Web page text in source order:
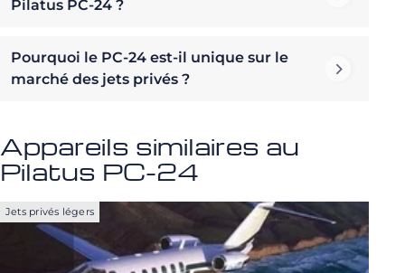
Pilatus PC-24 ?
Pourquoi le PC-24 est-il unique sur le
marché des jets privés ?
Appareils similaires au
Pilatus PC-24
Jets privés légers